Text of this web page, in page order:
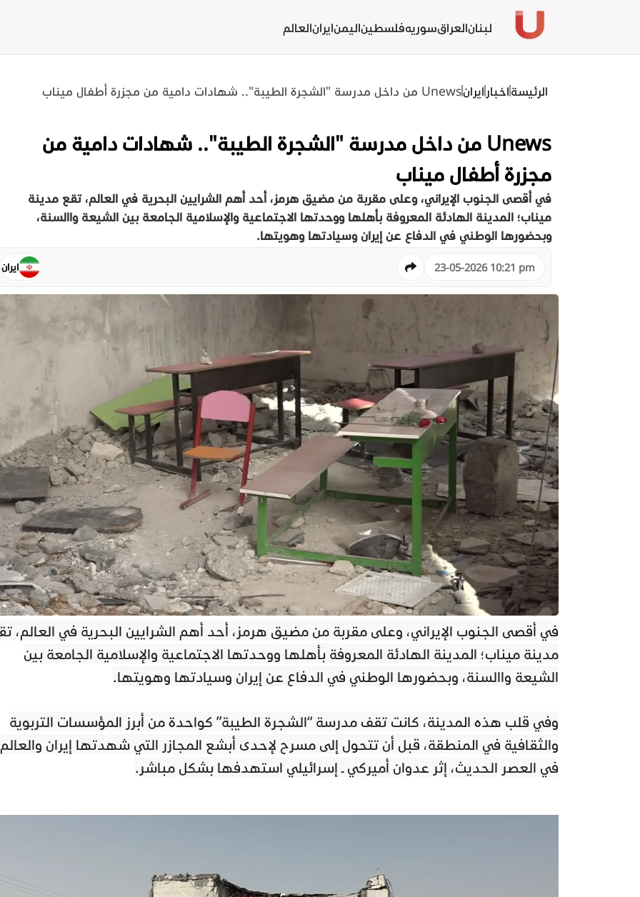
لبنانالعراقسوريهفلسطيناليمنايرانالعالم
الرئيسةاخبار ايرانUnews من داخل مدرسة "الشجرة الطيبة".. شهادات دامية من مجزرة أطفال ميناب
Unews من داخل مدرسة "الشجرة الطيبة".. شهادات دامية من
مجزرة أطفال ميناب
في أقصى الجنوب الإيراني، وعلى مقربة من مضيق هرمز، أحد أهم الشرايين البحرية في العالم، تقع مدينة
ميناب؛ المدينة الهادئة المعروفة بأهلها ووحدتها الاجتماعية والإسلامية الجامعة بين الشيعة واالسنة،
وبحضورها الوطني في الدفاع عن إيران وسيادتها وهويتها.
23-05-2026 10:21 pm ايران
في أقصى الجنوب الإيراني، وعلى مقربة من مضيق هرمز، أحد أهم الشرايين البحرية في العالم،
مدينة ميناب؛ المدينة الهادئة المعروفة بأهلها ووحدتها الاجتماعية والإسلامية الجامعة بين
الشيعة واالسنة، وبحضورها الوطني في الدفاع عن إيران وسيادتها وهويتها.
وفي قلب هذه المدينة، كانت تقف مدرسة “الشجرة الطيبة” كواحدة من أبرز المؤسسات التربوية
والثقافية في المنطقة، قبل أن تتحول إلى مسرح لإحدى أبشع المجازر التي شهدتها إيران والعالم
في العصر الحديث، إثر عدوان أميركي ـ إسرائيلي استهدفها بشكل مباشر.